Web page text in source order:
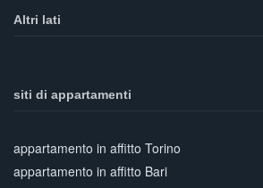
Altri lati
siti di appartamenti
appartamento in affitto Torino
appartamento in affitto Bari